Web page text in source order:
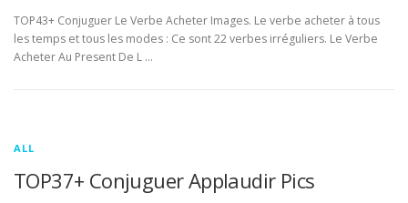
TOP43+ Conjuguer Le Verbe Acheter Images. Le verbe acheter à tous
les temps et tous les modes : Ce sont 22 verbes irréguliers. Le Verbe
Acheter Au Present De L …
ALL
TOP37+ Conjuguer Applaudir Pics